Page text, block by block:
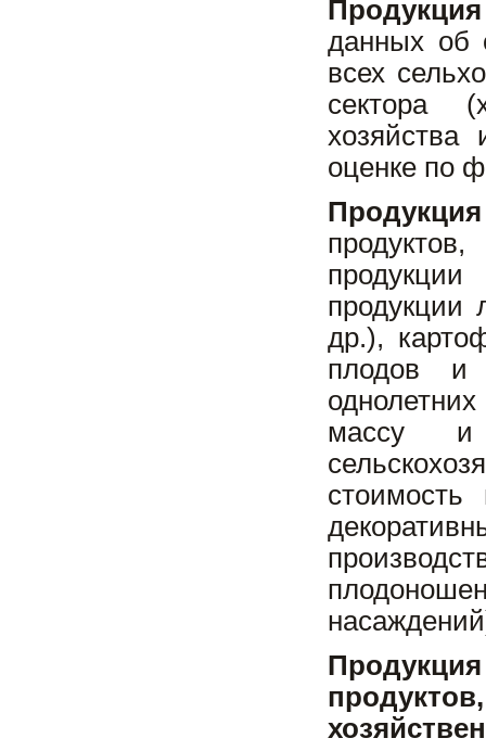
данных об
всех
сектора
хозяйства
оценке по
продукции
др.),
плодов и
массу и